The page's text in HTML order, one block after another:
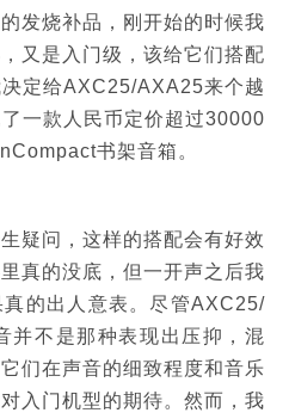
发烧补品，刚开始的时候我
又是入门级，该给它们搭配
定给AXC25/AXA25来个越
一款人民币定价超过30000
书架音箱。
疑问，这样的搭配会有好效
真的没底，但一开声之后我
的出人意表。尽管AXC25/
并不是那种表现出压抑，混
们在声音的细致程度和音乐
入门机型的期待。然而，我